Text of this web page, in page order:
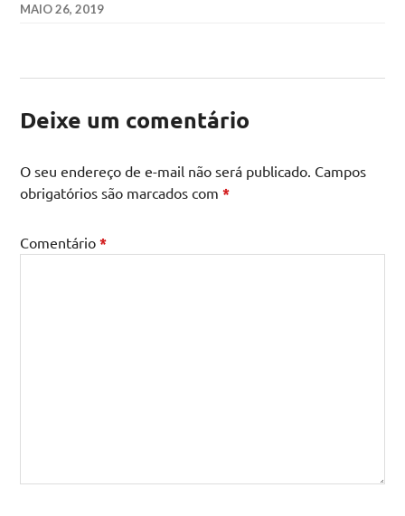
MAIO 26, 2019
Deixe um comentário
O seu endereço de e-mail não será publicado. Campos
obrigatórios são marcados com*
Comentário*